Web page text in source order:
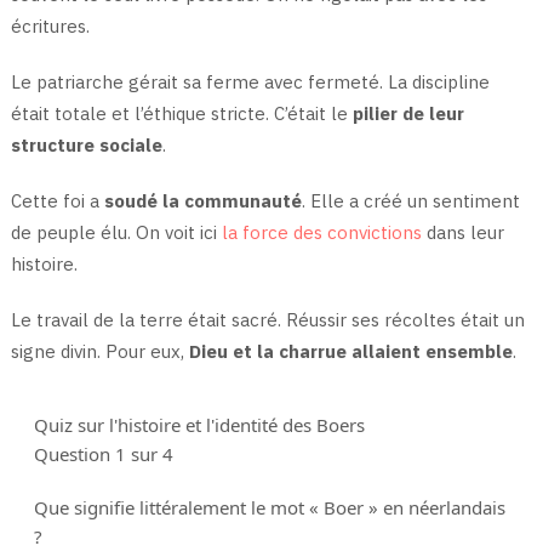
écritures.
Le patriarche gérait sa ferme avec fermeté. La discipline
était totale et l’éthique stricte. C’était le pilier de leur
structure sociale.
Cette foi a soudé la communauté. Elle a créé un sentiment
de peuple élu. On voit ici la force des convictions dans leur
histoire.
Le travail de la terre était sacré. Réussir ses récoltes était un
signe divin. Pour eux, Dieu et la charrue allaient ensemble.
Quiz sur l'histoire et l'identité des Boers
Question 1 sur 4
Que signifie littéralement le mot « Boer » en néerlandais
?